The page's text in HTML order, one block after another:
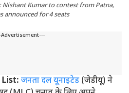
Nishant Kumar to contest from Patna,
announced for 4 seats
Advertisement---
List: जनता दल यूनाइटेड (जेडीयू) ने